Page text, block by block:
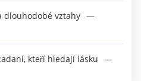
dlouhodobé vztahy
kteří hledají lásku